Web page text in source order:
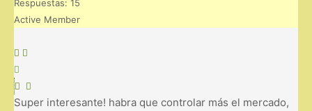
Respuestas: 15
Active Member
Super interesante! habra que controlar más el mercado,